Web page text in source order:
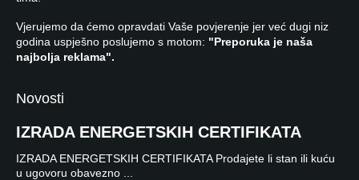
Vjerujemo da ćemo opravdati Vaše povjerenje jer već dugi niz
godina uspješno poslujemo s motom: "Preporuka je naša
najbolja reklama".
Novosti
IZRADA ENERGETSKIH CERTIFIKATA
IZRADA ENERGETSKIH CERTIFIKATA Prodajete li stan ili kuću
u ugovoru obavezno ...